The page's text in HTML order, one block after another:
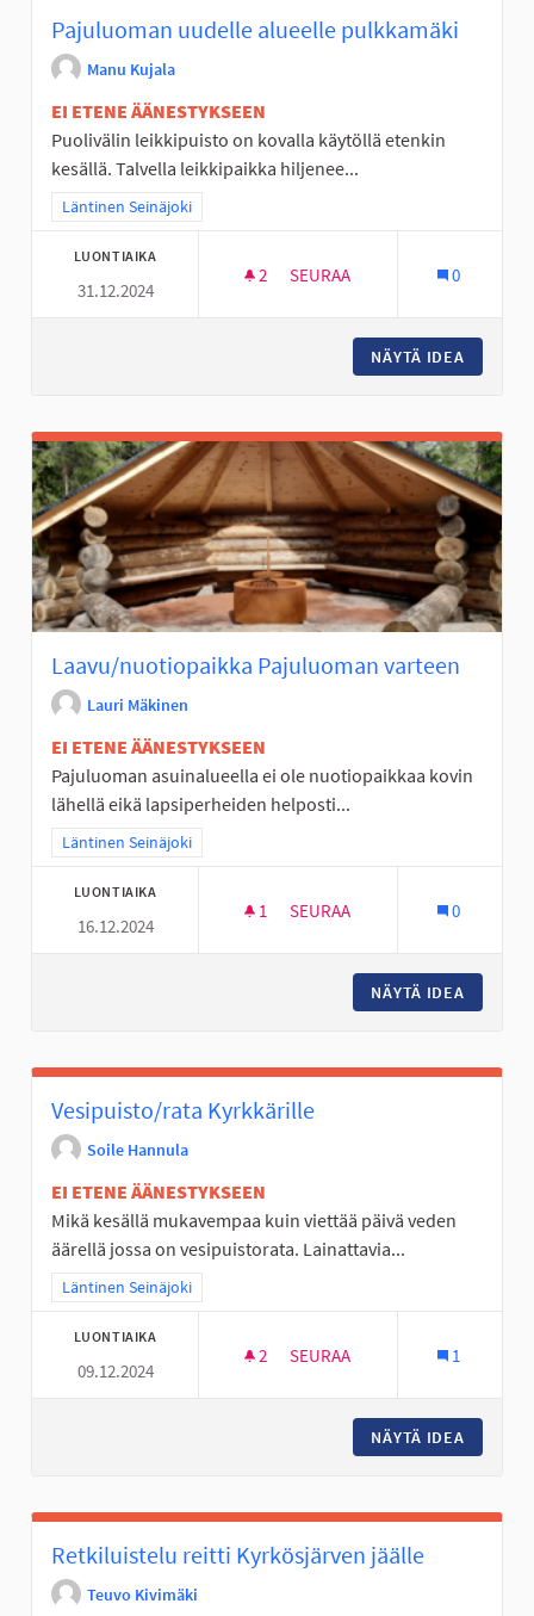
Pajuluoman uudelle alueelle pulkkamäki
Manu Kujala
EI ETENE ÄÄNESTYKSEEN
Puolivälin leikkipuisto on kovalla käytöllä etenkin
kesällä. Talvella leikkipaikka hiljenee...
Rajaa tulokset teeman mukaan: Läntinen Seinäjoki
Läntinen Seinäjoki
LUONTIAIKA
31.12.2024
2 2 SEURAAJAA
SEURAA 0
NÄYTÄ IDEA
Laavu/nuotiopaikka Pajuluoman varteen
Lauri Mäkinen
EI ETENE ÄÄNESTYKSEEN
Pajuluoman asuinalueella ei ole nuotiopaikkaa kovin
lähellä eikä lapsiperheiden helposti...
Rajaa tulokset teeman mukaan: Läntinen Seinäjoki
Läntinen Seinäjoki
LUONTIAIKA
16.12.2024
1 1 SEURAAJA
SEURAA 0
NÄYTÄ IDEA
Vesipuisto/rata Kyrkkärille
Soile Hannula
EI ETENE ÄÄNESTYKSEEN
Mikä kesällä mukavempaa kuin viettää päivä veden
äärellä jossa on vesipuistorata. Lainattavia...
Rajaa tulokset teeman mukaan: Läntinen Seinäjoki
Läntinen Seinäjoki
LUONTIAIKA
09.12.2024
2 2 SEURAAJAA
SEURAA 1
NÄYTÄ IDEA
Retkiluistelu reitti Kyrkösjärven jäälle
Teuvo Kivimäki